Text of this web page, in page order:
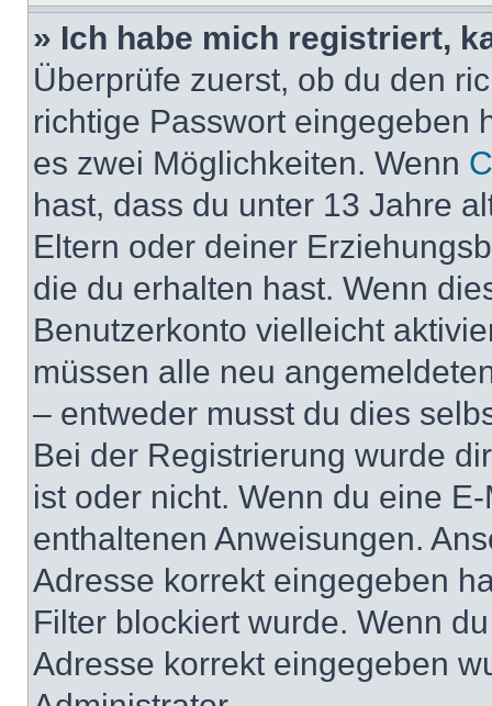
» Ich habe mich registriert,
Überprüfe zuerst, ob du den
richtige Passwort eingegeben
es zwei Möglichkeiten. Wenn
hast, dass du unter 13 Jahre
Eltern oder deiner
die du erhalten hast. Wenn
Benutzerkonto vielleicht
müssen alle neu
– entweder musst du dies
Bei der Registrierung wurde
ist oder nicht. Wenn du eine
enthaltenen Anweisungen.
Adresse korrekt eingegeben
Filter blockiert wurde. Wenn
Adresse korrekt eingegeben